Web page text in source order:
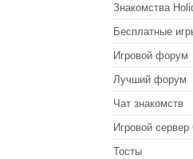
Знакомства
Бесплатные
Игровой форум
Лучший форум
Чат знакомств
Игровой
Тосты